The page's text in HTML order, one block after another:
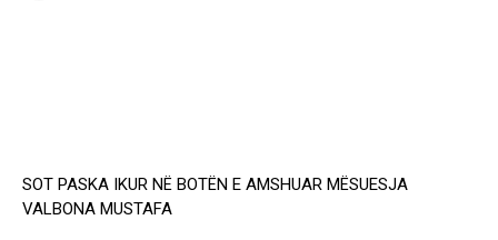
SOT PASKA IKUR NË BOTËN E AMSHUAR MËSUESJA
VALBONA MUSTAFA